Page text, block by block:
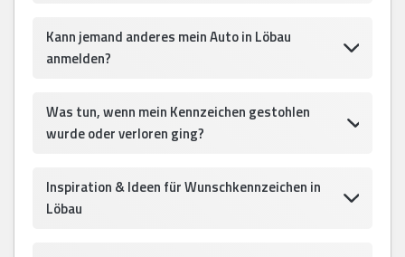
Kann jemand anderes mein Auto in Löbau
anmelden?
Was tun, wenn mein Kennzeichen gestohlen
wurde oder verloren ging?
Inspiration & Ideen für Wunschkennzeichen in
Löbau